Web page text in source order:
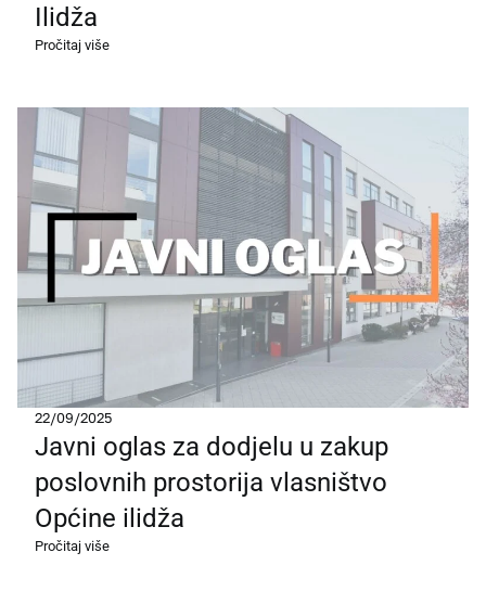
Ilidža
Pročitaj više
22/09/2025
Javni oglas za dodjelu u zakup
poslovnih prostorija vlasništvo
Općine ilidža
Pročitaj više